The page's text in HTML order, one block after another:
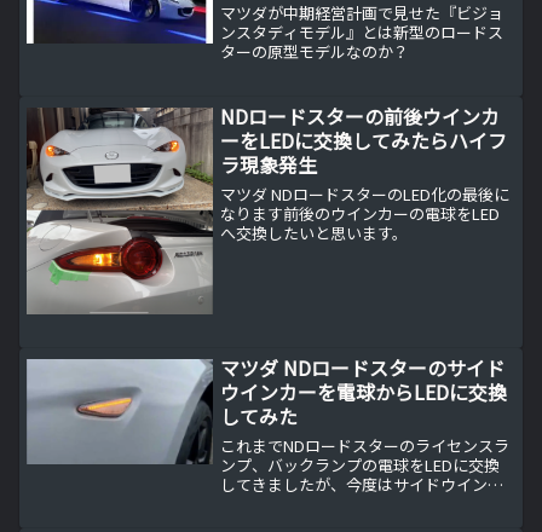
マツダが中期経営計画で見せた『ビジョ
ンスタディモデル』とは新型のロードス
ターの原型モデルなのか？
NDロードスターの前後ウインカ
ーをLEDに交換してみたらハイフ
ラ現象発生
マツダ NDロードスターのLED化の最後に
なります前後のウインカーの電球をLED
へ交換したいと思います。
マツダ NDロードスターのサイド
ウインカーを電球からLEDに交換
してみた
これまでNDロードスターのライセンスラ
ンプ、バックランプの電球をLEDに交換
してきましたが、今度はサイドウインカ